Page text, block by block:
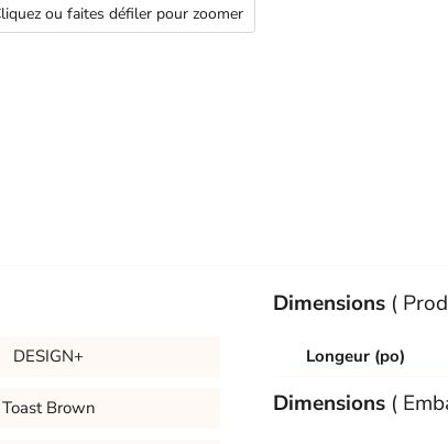
ou faites défiler pour zoomer
DESIGN+
Toast Brown
Dimensions (
Longeur (po)
Dimensions (